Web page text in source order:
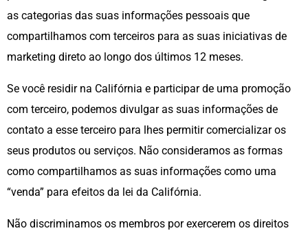
as categorias das suas informações pessoais que
compartilhamos com terceiros para as suas iniciativas de
marketing direto ao longo dos últimos 12 meses.
Se você residir na Califórnia e participar de uma promoção
com terceiro, podemos divulgar as suas informações de
contato a esse terceiro para lhes permitir comercializar os
seus produtos ou serviços. Não consideramos as formas
como compartilhamos as suas informações como uma
“venda” para efeitos da lei da Califórnia.
Não discriminamos os membros por exercerem os direitos